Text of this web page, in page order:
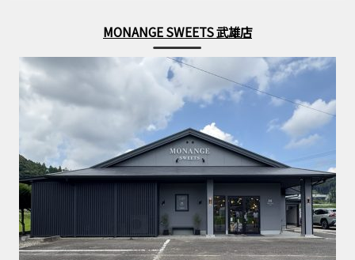
MONANGE SWEETS 武雄店